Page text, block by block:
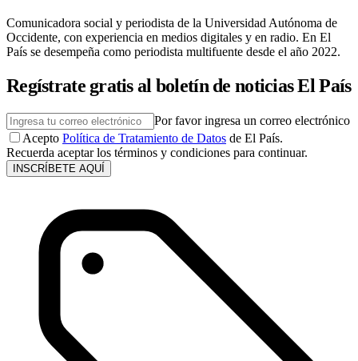
Comunicadora social y periodista de la Universidad Autónoma de
Occidente, con experiencia en medios digitales y en radio. En El
País se desempeña como periodista multifuente desde el año 2022.
Regístrate gratis al boletín de noticias El País
Por favor ingresa un correo electrónico
Acepto Política de Tratamiento de Datos de El País.
Recuerda aceptar los términos y condiciones para continuar.
INSCRÍBETE AQUÍ